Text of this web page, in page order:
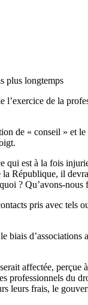
plus longtemps
de la
de « conseil » et
est à la fois
République, il
? Qu’avons-nous
pris avec tels
d’associations
affectée, perçue
du
leurs frais, le